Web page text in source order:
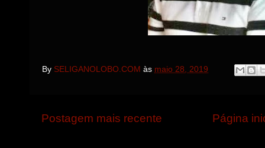
By SELIGANOLOBO.COM às maio 28, 2019
Postagem mais recente Página